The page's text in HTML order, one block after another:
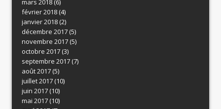
mars 2018(6)
février 2018(4)
janvier 2018(2)
décembre 2017(5)
novembre 2017(5)
octobre 2017(3)
septembre 2017(7)
août 2017(5)
juillet 2017(10)
juin 2017(10)
mai 2017(10)